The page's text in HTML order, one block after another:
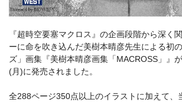
『超時空要塞マクロス』の企画段階から深く
ーに命を吹き込んだ美樹本晴彦先生による初
ズ」画集『美樹本晴彦画集「MACROSS」』
(月)に発売されました。
全288ページ350点以上のイラストに加えて、